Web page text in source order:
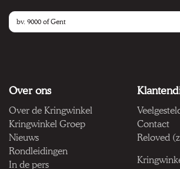
Over ons
Over de Kringwinkel
Kringwinkel Groep
Nieuws
Rondleidingen
In de pers
Contact
Reloved